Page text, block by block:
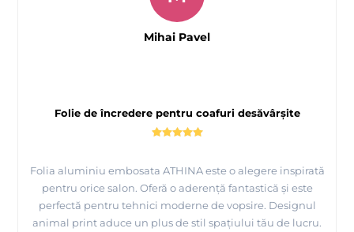
Folie de încredere pentru coafuri desăvârșite
Folia aluminiu embosata ATHINA este o alegere inspirată
pentru orice salon. Oferă o aderență fantastică și este
perfectă pentru tehnici moderne de vopsire. Designul
animal print aduce un plus de stil spațiului tău de lucru.
Mihai Pavel